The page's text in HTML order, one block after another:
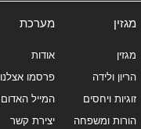
מגזין
מגזין
הריון ולידה
זוגיות ויחסים
הורות ומשפחה
מערכת
אודות
פרסמו אצלנו
המייל האדום
יצירת קשר